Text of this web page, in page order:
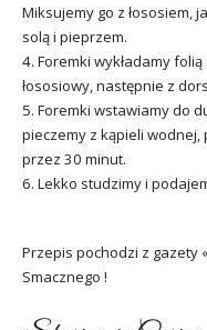
Miksujemy go z łososiem,
solą i pieprzem.
4. Foremki wykładamy
łososiowy, następnie z
5. Foremki wstawiamy do
pieczemy z kąpieli
przez 30 minut.
6. Lekko studzimy i
Przepis pochodzi z gazety
Smacznego !